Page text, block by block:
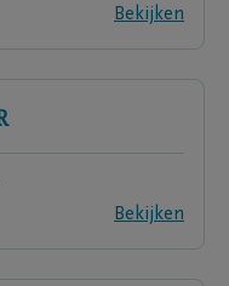
Bekijken
Bekijken